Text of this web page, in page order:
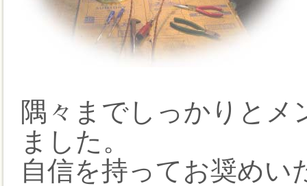
隅々までしっかりとメ
ました。
自信を持ってお奨めい